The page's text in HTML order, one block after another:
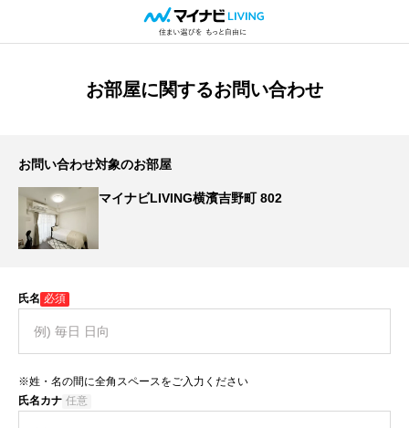
お部屋に関するお問い合わせ
お問い合わせ対象のお部屋
マイナビLIVING横濱吉野町 802
氏名 必須
※姓・名の間に全角スペースをご入力ください
氏名カナ 任意